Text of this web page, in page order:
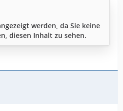
werden, da Sie keine
diesen Inhalt zu sehen.